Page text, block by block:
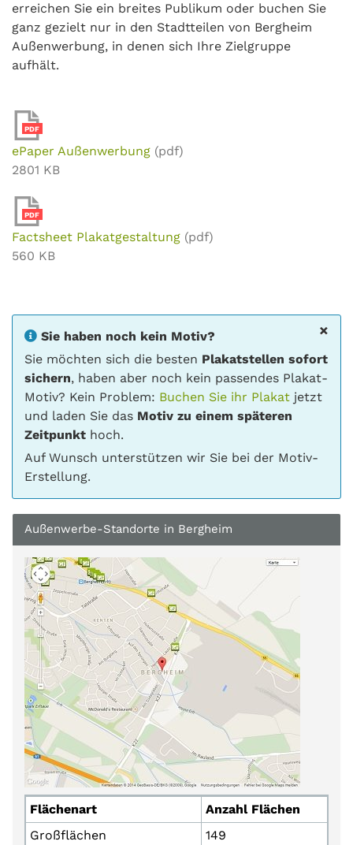
erreichen Sie ein breites Publikum oder buchen Sie
ganz gezielt nur in den Stadtteilen von Bergheim
Außenwerbung, in denen sich Ihre Zielgruppe
aufhält.
PDF
ePaper Außenwerbung (pdf)
2801 KB
PDF
Factsheet Plakatgestaltung (pdf)
560 KB
×
Sie haben noch kein Motiv?
Sie möchten sich die besten Plakatstellen sofort
sichern, haben aber noch kein passendes Plakat-
Motiv? Kein Problem: Buchen Sie ihr Plakat jetzt
und laden Sie das Motiv zu einem späteren
Zeitpunkt hoch.
Auf Wunsch unterstützen wir Sie bei der Motiv-
Erstellung.
Außenwerbe-Standorte in Bergheim
Flächenart
Anzahl Flächen
Großflächen
149